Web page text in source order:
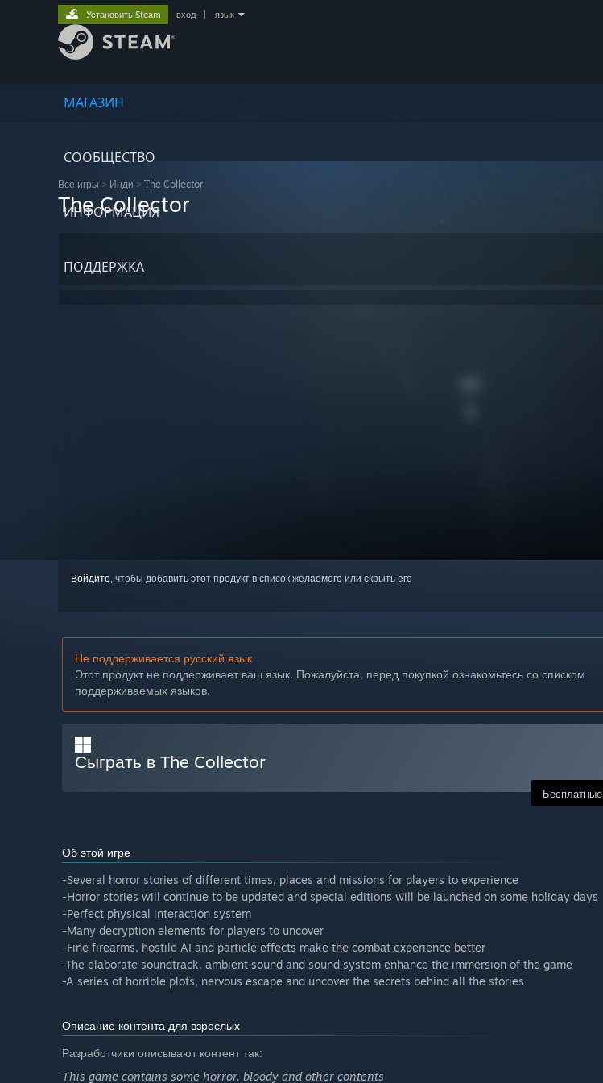
МАГАЗИН
СООБЩЕСТВО
ИНФОРМАЦИЯ
ПОДДЕРЖКА
Установить Steam вход язык
Все игры > Инди > The Collector
The Collector
Войдите, чтобы добавить этот продукт в список желаемого или скрыть его
Не поддерживается русский язык
Этот продукт не поддерживает ваш язык. Пожалуйста, перед покупкой ознакомьтесь со списком
поддерживаемых языков.
Сыграть в The Collector
Бесплатные
Об этой игре
-Several horror stories of different times, places and missions for players to experience
-Horror stories will continue to be updated and special editions will be launched on some holiday days
-Perfect physical interaction system
-Many decryption elements for players to uncover
-Fine firearms, hostile AI and particle effects make the combat experience better
-The elaborate soundtrack, ambient sound and sound system enhance the immersion of the game
-A series of horrible plots, nervous escape and uncover the secrets behind all the stories
Описание контента для взрослых
Разработчики описывают контент так:
This game contains some horror, bloody and other contents